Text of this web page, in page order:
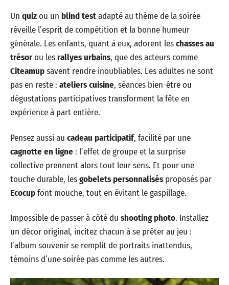
Un quizou un blind testadapté au thème de la soirée
réveille l’esprit de compétition et la bonne humeur
générale. Les enfants, quant à eux, adorent leschasses au
trésorou lesrallyes urbains, que des acteurs comme
Citeamupsavent rendre inoubliables. Les adultes ne sont
pas en reste : ateliers cuisine, séances bien-être ou
dégustations participatives transforment la fête en
expérience à part entière.
Pensez aussi au cadeau participatif, facilité par une
cagnotte en ligne: l’effet de groupe et la surprise
collective prennent alors tout leur sens. Et pour une
touche durable, lesgobelets personnalisésproposés par
Ecocupfont mouche, tout en évitant le gaspillage.
Impossible de passer à côté du shooting photo. Installez
un décor original, incitez chacun à se prêter au jeu :
l’album souvenir se remplit de portraits inattendus,
témoins d’une soirée pas comme les autres.